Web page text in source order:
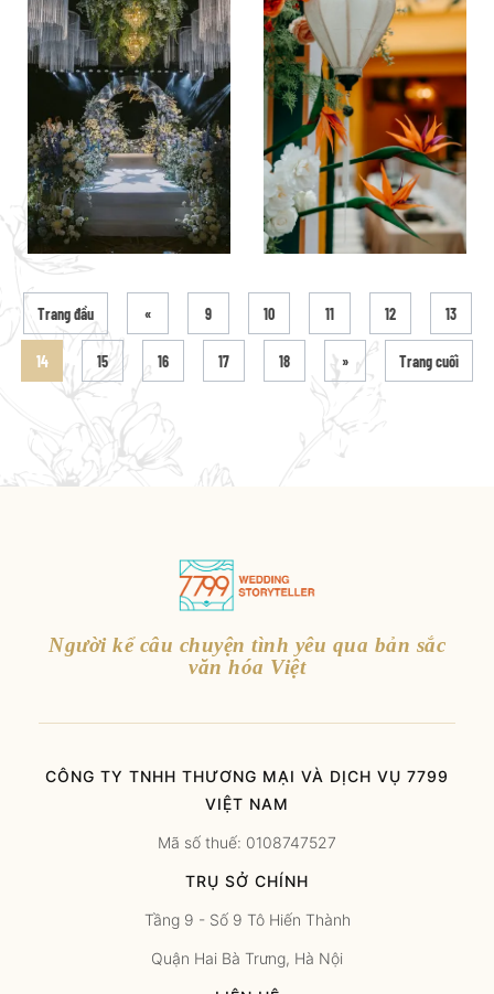
Trang đầu « 9 10 11 12 13
14 15 16 17 18 » Trang cuối
Người kể câu chuyện tình yêu qua bản sắc
văn hóa Việt
CÔNG TY TNHH THƯƠNG MẠI VÀ DỊCH VỤ 7799
VIỆT NAM
Mã số thuế: 0108747527
TRỤ SỞ CHÍNH
Tầng 9 - Số 9 Tô Hiến Thành
Quận Hai Bà Trưng, Hà Nội